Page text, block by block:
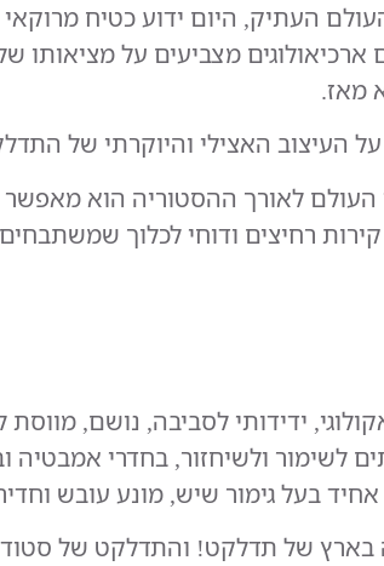
העתיק, היום ידוע כטיח
ארכיאולוגים מצביעים על
מאז.
העיצוב האצילי והיוקרתי של
לאורך ההסטוריה הוא מאפשר
רחיצים ודוחי לכלוך
חומר "ירוק" 100% אקולוגי, ידידותי
לשימור ולשיחזור, בחדרי אמבטיה
בעל גימור שיש, מונע עובש
בארץ של תדלקט!